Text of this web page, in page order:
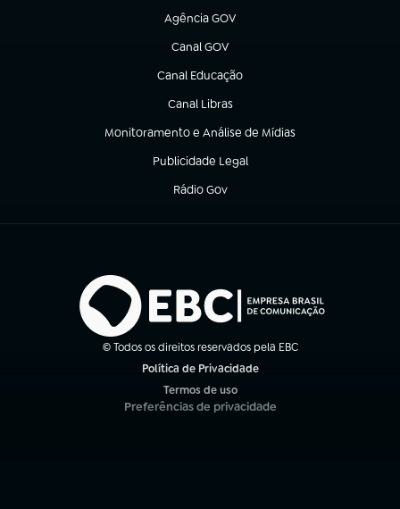
Agência GOV
(abre em nova aba)
Canal GOV
(abre em nova aba)
Canal Educação
(abre em nova aba)
Canal Libras
(abre em nova aba)
Monitoramento e Análise de Mídias
(abre em nova aba)
Publicidade Legal
(abre em nova aba)
Rádio Gov
(abre em nova aba)
© Todos os direitos reservados pela EBC
Política de Privacidade
Termos de uso
(abre em nova aba)
Preferências de privacidade